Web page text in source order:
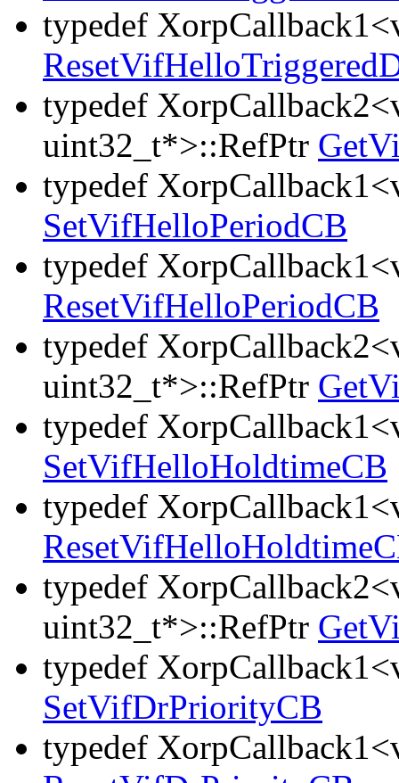
typedef
typedef
uint32_t*>::RefPtr
typedef
SetVifHelloPeriodCB
typedef
ResetVifHelloPeriodCB
typedef
uint32_t*>::RefPtr
typedef
SetVifHelloHoldtimeCB
typedef
typedef
uint32_t*>::RefPtr
typedef
SetVifDrPriorityCB
typedef